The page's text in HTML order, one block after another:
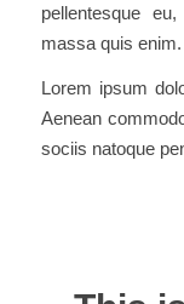
pellentesque
massa quis enim.
Lorem ipsum
Aenean
sociis natoque